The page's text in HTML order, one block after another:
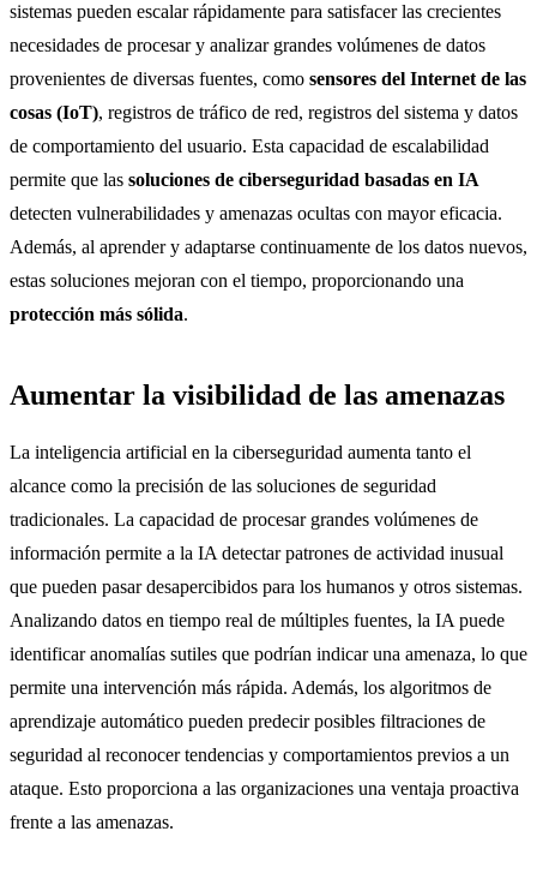
sistemas pueden escalar rápidamente para satisfacer las crecientes
necesidades de procesar y analizar grandes volúmenes de datos
provenientes de diversas fuentes, como sensores del Internet de las
cosas (IoT), registros de tráfico de red, registros del sistema y datos
de comportamiento del usuario. Esta capacidad de escalabilidad
permite que las soluciones de ciberseguridad basadas en IA
detecten vulnerabilidades y amenazas ocultas con mayor eficacia.
Además, al aprender y adaptarse continuamente de los datos nuevos,
estas soluciones mejoran con el tiempo, proporcionando una
protección más sólida.
Aumentar la visibilidad de las amenazas
La inteligencia artificial en la ciberseguridad aumenta tanto el
alcance como la precisión de las soluciones de seguridad
tradicionales. La capacidad de procesar grandes volúmenes de
información permite a la IA detectar patrones de actividad inusual
que pueden pasar desapercibidos para los humanos y otros sistemas.
Analizando datos en tiempo real de múltiples fuentes, la IA puede
identificar anomalías sutiles que podrían indicar una amenaza, lo que
permite una intervención más rápida. Además, los algoritmos de
aprendizaje automático pueden predecir posibles filtraciones de
seguridad al reconocer tendencias y comportamientos previos a un
ataque. Esto proporciona a las organizaciones una ventaja proactiva
frente a las amenazas.